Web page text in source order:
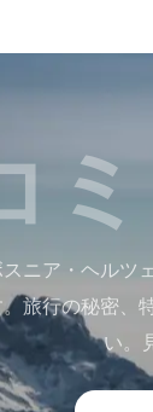
ニア・ヘルツ
旅行の秘密、
い。